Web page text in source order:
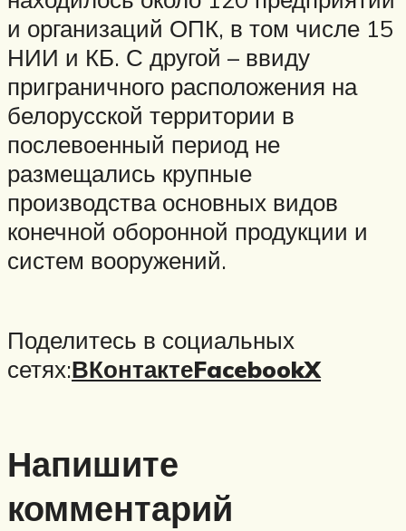
и организаций ОПК, в том числе 15
НИИ и КБ. С другой – ввиду
приграничного расположения на
белорусской территории в
послевоенный период не
размещались крупные
производства основных видов
конечной оборонной продукции и
систем вооружений.
Поделитесь в социальных
сетях:ВКонтактеFacebookX
Напишите
комментарий